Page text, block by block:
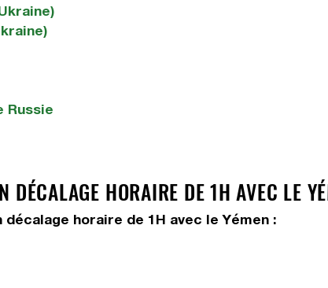
Russie
DÉCALAGE HORAIRE DE 1H AVEC LE
horaire de 1H avec le Yémen :